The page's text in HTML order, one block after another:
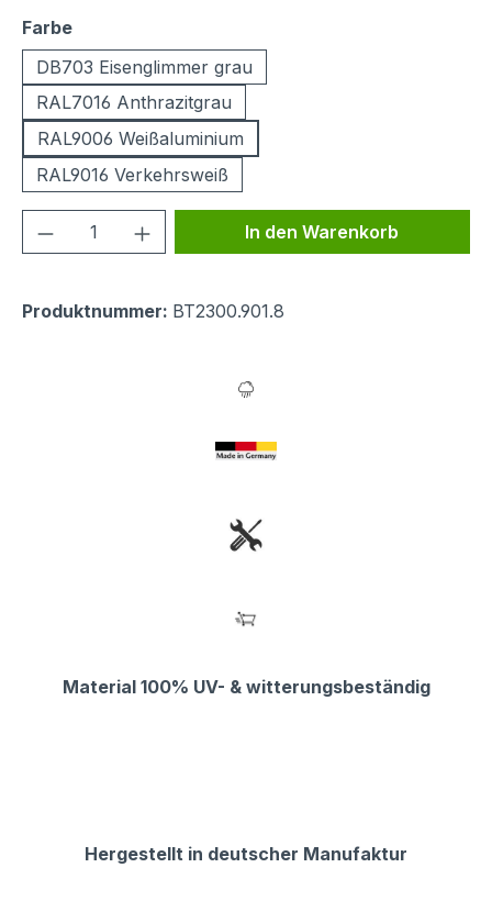
Farbeauswählen
DB703 Eisenglimmer grau
RAL7016 Anthrazitgrau
RAL9006 Weißaluminium
RAL9016 Verkehrsweiß
Produkt Anzahl: Gib denIn den Warenkorb
Produktnummer: BT2300.901.8
Material 100% UV- & witterungsbeständig
Hergestellt in deutscher Manufaktur